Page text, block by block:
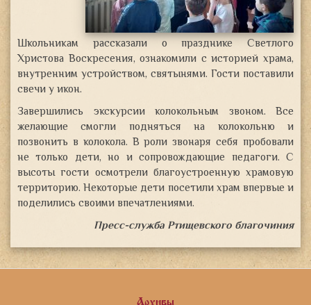
Школьникам рассказали о празднике Светлого
Христова Воскресения, ознакомили с историей храма,
внутренним устройством, святынями. Гости поставили
свечи у икон.
Завершились экскурсии колокольным звоном. Все
желающие смогли подняться на колокольню и
позвонить в колокола. В роли звонаря себя пробовали
не только дети, но и сопровождающие педагоги. С
высоты гости осмотрели благоустроенную храмовую
территорию. Некоторые дети посетили храм впервые и
поделились своими впечатлениями.
Пресс-служба Ртищевского благочиния
Архивы